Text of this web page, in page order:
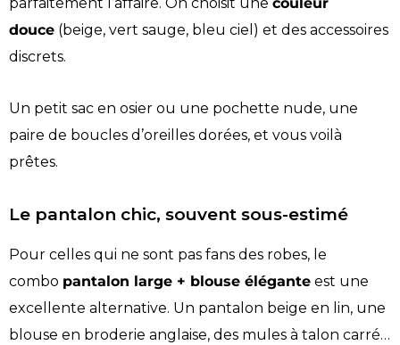
douce (beige, vert sauge, bleu ciel) et des accessoires
discrets.
Un petit sac en osier ou une pochette nude, une
paire de boucles d’oreilles dorées, et vous voilà
prêtes.
Le pantalon chic, souvent sous-estimé
Pour celles qui ne sont pas fans des robes, le
combo pantalon large + blouse élégante est une
excellente alternative. Un pantalon beige en lin, une
blouse en broderie anglaise, des mules à talon carré…